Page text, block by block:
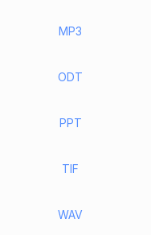
MP3
ODT
PPT
TIF
WAV